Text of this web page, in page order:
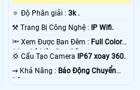
🔅 Độ Phân giải :3k .
⚒ Trang Bị Công Nghệ :
IP Wifi.
🔦 Xem Được Ban Đêm : Full Color
30m Có Màu Ban Ðêm.
💢 Cấu Tạo Camera
IP67 xoay 360.
️⇝ Khả Năng : Báo Động Chuyển